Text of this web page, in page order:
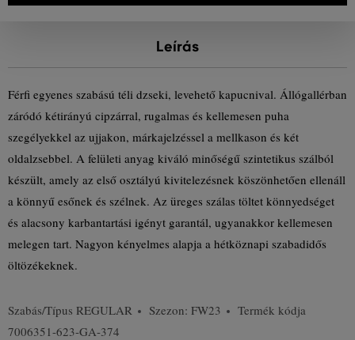
Leírás
Férfi egyenes szabású téli dzseki, levehető kapucnival. Állógallérban
záródó kétirányú cipzárral, rugalmas és kellemesen puha
szegélyekkel az ujjakon, márkajelzéssel a mellkason és két
oldalzsebbel. A felületi anyag kiváló minőségű szintetikus szálból
készült, amely az első osztályú kivitelezésnek köszönhetően ellenáll
a könnyű esőnek és szélnek. Az üreges szálas töltet könnyedséget
és alacsony karbantartási igényt garantál, ugyanakkor kellemesen
melegen tart. Nagyon kényelmes alapja a hétköznapi szabadidős
öltözékeknek.
Szabás/Típus REGULAR Szezon: FW23
Termék kódja
7006351-623-GA-374